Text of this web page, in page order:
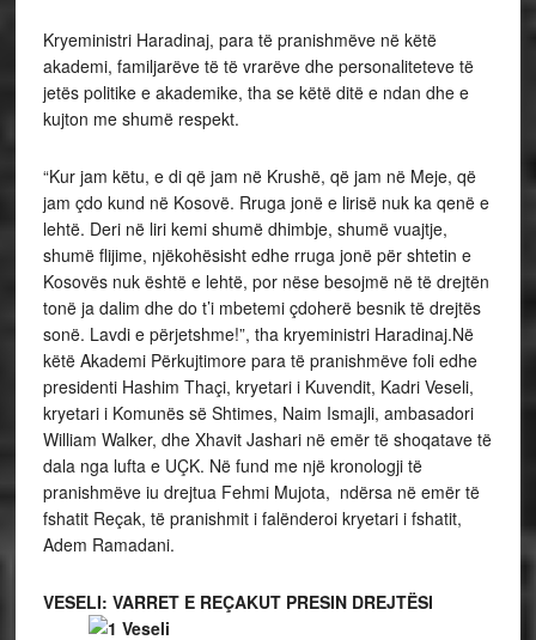
Kryeministri Haradinaj, para të pranishmëve në këtë
akademi, familjarëve të të vrarëve dhe personaliteteve të
jetës politike e akademike, tha se këtë ditë e ndan dhe e
kujton me shumë respekt.
“Kur jam këtu, e di që jam në Krushë, që jam në Meje, që
jam çdo kund në Kosovë. Rruga jonë e lirisë nuk ka qenë e
lehtë. Deri në liri kemi shumë dhimbje, shumë vuajtje,
shumë flijime, njëkohësisht edhe rruga jonë për shtetin e
Kosovës nuk është e lehtë, por nëse besojmë në të drejtën
tonë ja dalim dhe do t’i mbetemi çdoherë besnik të drejtës
sonë. Lavdi e përjetshme!”, tha kryeministri Haradinaj.Në
këtë Akademi Përkujtimore para të pranishmëve foli edhe
presidenti Hashim Thaçi, kryetari i Kuvendit, Kadri Veseli,
kryetari i Komunës së Shtimes, Naim Ismajli, ambasadori
William Walker, dhe Xhavit Jashari në emër të shoqatave të
dala nga lufta e UÇK. Në fund me një kronologji të
pranishmëve iu drejtua Fehmi Mujota, ndërsa në emër të
fshatit Reçak, të pranishmit i falënderoi kryetari i fshatit,
Adem Ramadani.
VESELI: VARRET E REÇAKUT PRESIN DREJTËSI